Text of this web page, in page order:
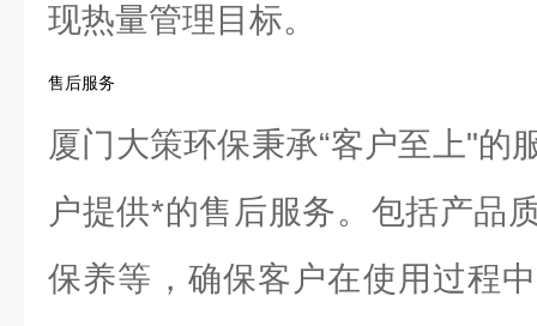
现热量管理目标。
售后服务
厦门大策环保秉承“客户至上"的
户提供*的售后服务。包括产品
保养等，确保客户在使用过程